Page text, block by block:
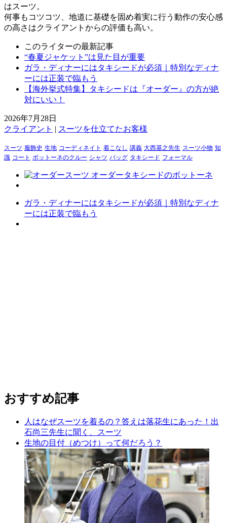
はスーツ。
何事もコツコツ、地道に基礎を固め着実に行う動作の安心感
の高さはクライアントからの評価も高い。
このライターの最新記事
“春夏ジャケット”は見た目が重要
ガラ・ディナーにはタキシードが必須｜特別なディナ
ーには正装で臨もう
【海外挙式特集】タキシードは『オーダー』の方が絶
対にいい！
2026年7月28日
クライアント | スーツを仕立てたお客様
スーツ 服飾史 生地 コーディネイト 着こなし 講義 大西基之先生 スーツ小物 知
識 コート ボットーネのクルー シャツ バッグ タキシード フォーマル
ガラ・ディナーにはタキシードが必須｜特別なディナ
ーには正装で臨もう
おすすめ記事
人はなぜスーツを着るの？答えは落花生にあった！出
石尚三先生に聞く、スーツ
生地の目付（めつけ）って何だろう？